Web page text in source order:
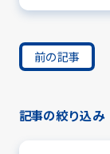
前の記事
記事の絞り込み